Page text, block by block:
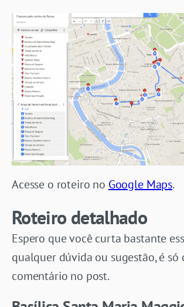
Acesse o roteiro no Google Maps.
Roteiro detalhado
Espero que você curta bastante
qualquer dúvida ou sugestão, é só
comentário no post.